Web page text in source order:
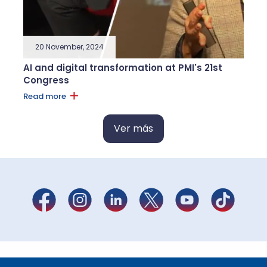
20 November, 2024
AI and digital transformation at PMI's 21st
Congress
Read more
Ver más